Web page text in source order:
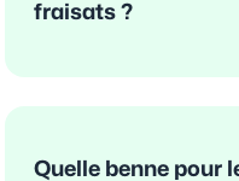
fraisats ?
Quelle benne pour